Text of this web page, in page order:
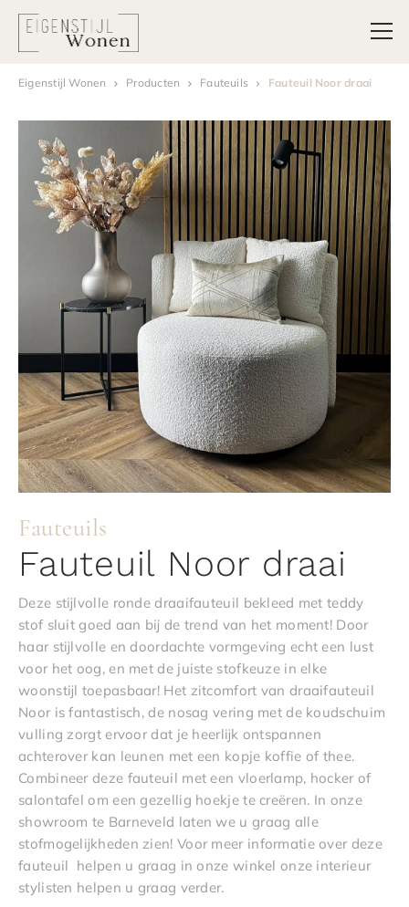
Eigenstijl Wonen Producten Fauteuils Fauteuil Noor draai
Fauteuils
Fauteuil Noor draai
Deze stijlvolle ronde draaifauteuil bekleed met teddy
stof sluit goed aan bij de trend van het moment! Door
haar stijlvolle en doordachte vormgeving echt een lust
voor het oog, en met de juiste stofkeuze in elke
woonstijl toepasbaar! Het zitcomfort van draaifauteuil
Noor is fantastisch, de nosag vering met de koudschuim
vulling zorgt ervoor dat je heerlijk ontspannen
achterover kan leunen met een kopje koffie of thee.
Combineer deze fauteuil met een vloerlamp, hocker of
salontafel om een gezellig hoekje te creëren. In onze
showroom te Barneveld laten we u graag alle
stofmogelijkheden zien! Voor meer informatie over deze
fauteuil helpen u graag in onze winkel onze interieur
stylisten helpen u graag verder.